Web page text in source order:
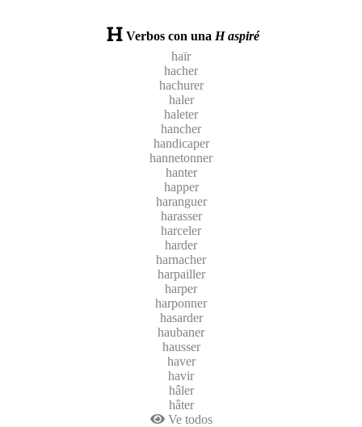
Verbos con una H aspiré
haïr
hacher
hachurer
haler
haleter
hancher
handicaper
hannetonner
hanter
happer
haranguer
harasser
harceler
harder
harnacher
harpailler
harper
harponner
hasarder
haubaner
hausser
haver
havir
hâler
hâter
Ve todos